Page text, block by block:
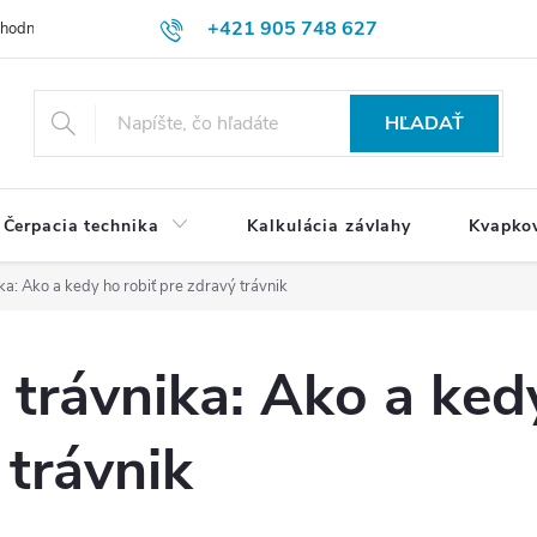
+421 905 748 627
podmienky Ochrana osobných údajov
HĽADAŤ
Čerpacia technika Kalkulácia závlahy
Ako a kedy ho robiť pre zdravý trávnik
trávnika: Ako a